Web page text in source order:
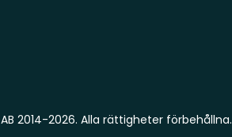
2014-2026. Alla rättigheter förbehållna.